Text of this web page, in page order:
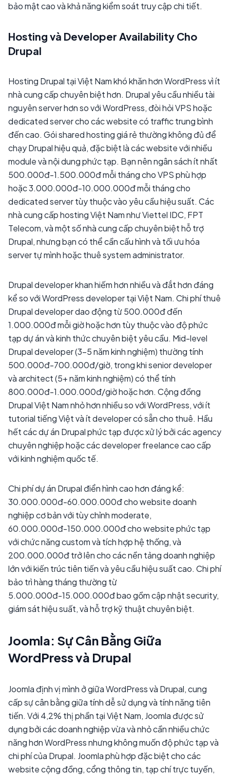
bảo mật cao và khả năng kiểm soát truy cập chi tiết.
Hosting và Developer Availability Cho
Drupal
Hosting Drupal tại Việt Nam khó khăn hơn WordPress vì ít
nhà cung cấp chuyên biệt hơn. Drupal yêu cầu nhiều tài
nguyên server hơn so với WordPress, đòi hỏi VPS hoặc
dedicated server cho các website có traffic trung bình
đến cao. Gói shared hosting giá rẻ thường không đủ để
chạy Drupal hiệu quả, đặc biệt là các website với nhiều
module và nội dung phức tạp. Bạn nên ngân sách ít nhất
500.000đ-1.500.000đ mỗi tháng cho VPS phù hợp
hoặc 3.000.000đ-10.000.000đ mỗi tháng cho
dedicated server tùy thuộc vào yêu cầu hiệu suất. Các
nhà cung cấp hosting Việt Nam như Viettel IDC, FPT
Telecom, và một số nhà cung cấp chuyên biệt hỗ trợ
Drupal, nhưng bạn có thể cần cấu hình và tối ưu hóa
server tự mình hoặc thuê system administrator.
Drupal developer khan hiếm hơn nhiều và đắt hơn đáng
kể so với WordPress developer tại Việt Nam. Chi phí thuê
Drupal developer dao động từ 500.000đ đến
1.000.000đ mỗi giờ hoặc hơn tùy thuộc vào độ phức
tạp dự án và kinh thức chuyên biệt yêu cầu. Mid-level
Drupal developer (3-5 năm kinh nghiệm) thường tính
500.000đ-700.000đ/giờ, trong khi senior developer
và architect (5+ năm kinh nghiệm) có thể tính
800.000đ-1.000.000đ/giờ hoặc hơn. Cộng đồng
Drupal Việt Nam nhỏ hơn nhiều so với WordPress, với ít
tutorial tiếng Việt và ít developer có sẵn cho thuê. Hầu
hết các dự án Drupal phức tạp được xử lý bởi các agency
chuyên nghiệp hoặc các developer freelance cao cấp
với kinh nghiệm quốc tế.
Chi phí dự án Drupal điển hình cao hơn đáng kể:
30.000.000đ-60.000.000đ cho website doanh
nghiệp cơ bản với tùy chỉnh moderate,
60.000.000đ-150.000.000đ cho website phức tạp
với chức năng custom và tích hợp hệ thống, và
200.000.000đ trở lên cho các nền tảng doanh nghiệp
lớn với kiến trúc tiên tiến và yêu cầu hiệu suất cao. Chi phí
bảo trì hàng tháng thường từ
5.000.000đ-15.000.000đ bao gồm cập nhật security,
giám sát hiệu suất, và hỗ trợ kỹ thuật chuyên biệt.
Joomla: Sự Cân Bằng Giữa
WordPress và Drupal
Joomla định vị mình ở giữa WordPress và Drupal, cung
cấp sự cân bằng giữa tính dễ sử dụng và tính năng tiên
tiến. Với 4,2% thị phần tại Việt Nam, Joomla được sử
dụng bởi các doanh nghiệp vừa và nhỏ cần nhiều chức
năng hơn WordPress nhưng không muốn độ phức tạp và
chi phí của Drupal. Joomla phù hợp đặc biệt cho các
website cộng đồng, cổng thông tin, tạp chí trực tuyến,